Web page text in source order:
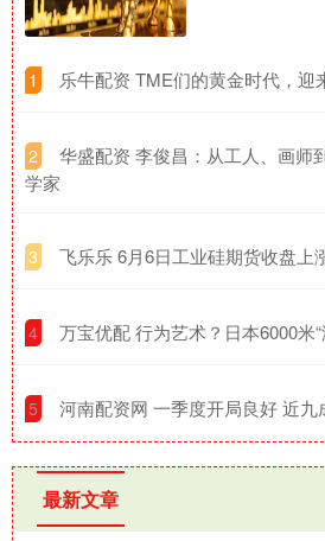
1 乐牛配资 TME们的黄金时代，迎
2
华盛配资 李俊昌：从工人、画师
学家
3 飞乐乐 6月6日工业硅期货收盘上
4 万宝优配 行为艺术？日本6000米“
5 河南配资网 一季度开局良好 近九
最新文章